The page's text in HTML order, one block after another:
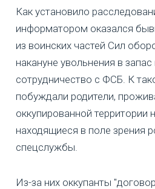
Как установило
информатором оказался
из воинских частей Сил
накануне увольнения в
сотрудничество с ФСБ. К
побуждали родители,
оккупированной территории
находящиеся в поле зрения
спецслужбы.
Из-за них оккупанты